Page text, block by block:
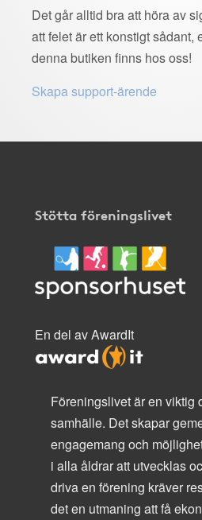
Det går alltid bra att höra av
att felet är ett konstigt sådant,
denna butiken finns hos oss!
Skapa support-ärende
Stötta föreningslivet
En del av AwardIt
Föreningslivet är en viktig
samhälle. Det skapar
engagemang och
i alla åldrar att utvecklas
driva en förening kräver
det en utmaning att få